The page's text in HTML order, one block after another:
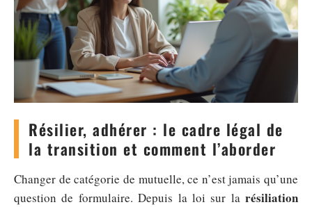
Résilier, adhérer : le cadre légal de
la transition et comment l’aborder
Changer de catégorie de mutuelle, ce n’est jamais qu’une
question de formulaire. Depuis la loi sur la résiliation